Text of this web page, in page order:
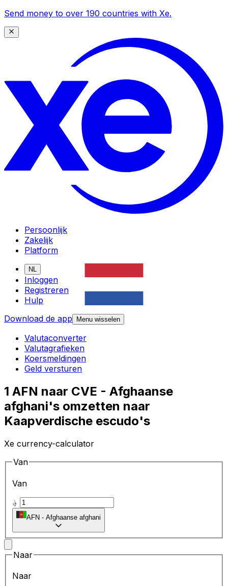
Send money to over 190 countries with Xe.
Persoonlijk
Zakelijk
Platform
NL
Inloggen
Registreren
Hulp
Download de app
Menu wisselen
Valutaconverter
Valutagrafieken
Koersmeldingen
Geld versturen
1 AFN naar CVE - Afghaanse
afghani's omzetten naar
Kaapverdische escudo's
Xe currency-calculator
Van
Van
AFN - Afghaanse afghani
Naar
Naar